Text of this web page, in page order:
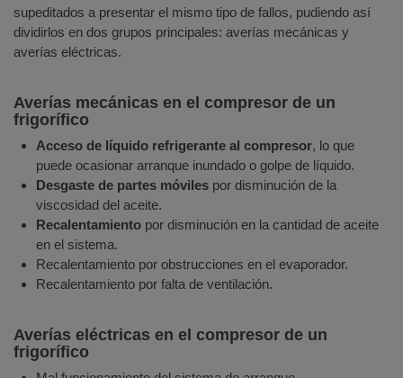
supeditados a presentar el mismo tipo de fallos, pudiendo así
dividirlos en dos grupos principales: averías mecánicas y
averías eléctricas.
Averías mecánicas en el compresor de un
frigorífico
Acceso de líquido refrigerante al compresor, lo que
puede ocasionar arranque inundado o golpe de líquido.
Desgaste de partes móviles por disminución de la
viscosidad del aceite.
Recalentamiento por disminución en la cantidad de aceite
en el sistema.
Recalentamiento por obstrucciones en el evaporador.
Recalentamiento por falta de ventilación.
Averías eléctricas en el compresor de un
frigorífico